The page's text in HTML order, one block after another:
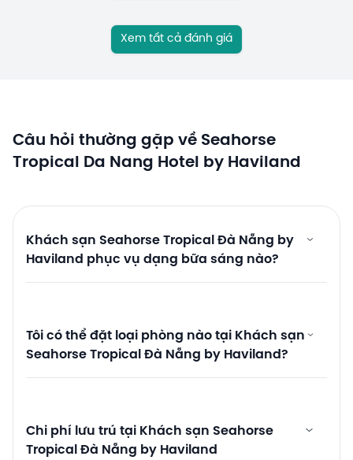
Xem tất cả đánh giá
Câu hỏi thường gặp về Seahorse
Tropical Da Nang Hotel by Haviland
Khách sạn Seahorse Tropical Đà Nẵng by
Haviland phục vụ dạng bữa sáng nào?
Tôi có thể đặt loại phòng nào tại Khách sạn
Seahorse Tropical Đà Nẵng by Haviland?
Chi phí lưu trú tại Khách sạn Seahorse
Tropical Đà Nẵng by Haviland